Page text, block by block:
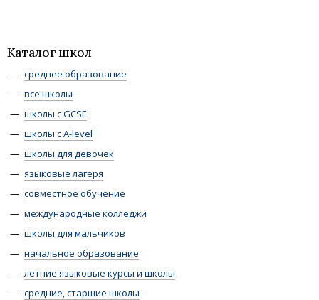
Каталог школ
среднее образование
все школы
школы с GCSE
школы с A-level
школы для девочек
языковые лагеря
совместное обучение
международные колледжи
школы для мальчиков
начальное образование
летние языковые курсы и школы
средние, старшие школы